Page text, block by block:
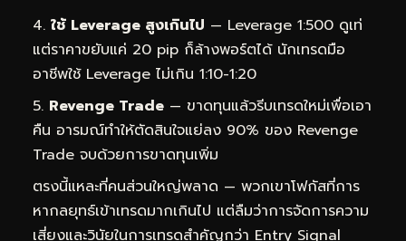
ใช้ Leverage สูงเกินไป — Leverage 1:500 ดูเท่
แต่ราคาขยับแค่ 20 pip ก็ล้างพอร์ตได้ นักเทรดมือ
อาชีพใช้ Leverage ไม่เกิน 1:10-1:20
Revenge Trade — ขาดทุนแล้วรีบเทรดใหม่เพื่อเอา
คืน อารมณ์ทำให้ตัดสินใจแย่ลง 90% ของ Revenge
Trade จบด้วยการขาดทุนเพิ่ม
ตรงนี้แหละที่คนส่วนใหญ่พลาด — พวกเขาโฟกัสที่การ
หากลยุทธ์เข้าเทรดมากเกินไป แต่ลืมว่าการจัดการความ
เสี่ยงและวินัยในการเทรดสำคัญกว่า Entry Signal